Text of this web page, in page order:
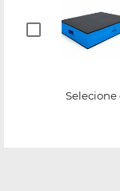
Selecione